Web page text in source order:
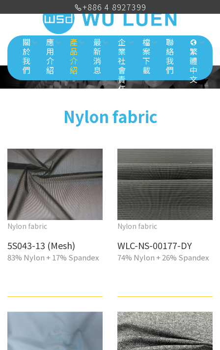
關
於
我
們
應
用
介
紹
產
品
介
紹
最
新
消
息
企
業
社
會
責
任
檔
案
下
載
聯
絡
我
們
繁
體
中
文
Nylon fabric
Nylon fabric
5S043-13 (Mesh)
83% Nylon + 17% Spandex
Nylon fabric
WLC-NS-00177-DY
74% Nylon + 26% Spandex
+886 4 8927399